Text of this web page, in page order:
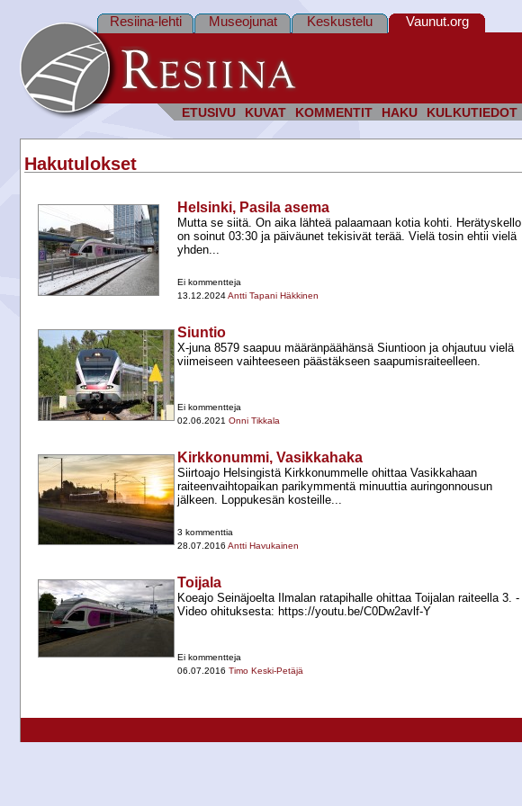
ETUSIVU KUVAT KOMMENTIT HAKU KULKUTIEDOT
Resiina-lehti Museojunat Keskustelu Vaunut.org
Hakutulokset
Helsinki, Pasila asema
Mutta se siitä. On aika lähteä palaamaan kotia kohti. Herätyskello
on soinut 03:30 ja päiväunet tekisivät terää. Vielä tosin ehtii vielä
yhden...
Ei kommentteja
13.12.2024Antti Tapani Häkkinen
Siuntio
X-​juna 8579 saapuu määränpäähänsä Siuntioon ja ohjautuu vielä
viimeiseen vaihteeseen päästäkseen saapumisraiteelleen.
Ei kommentteja
02.06.2021 Onni Tikkala
Kirkkonummi, Vasikkahaka
Siirtoajo Helsingistä Kirkkonummelle ohittaa Vasikkahaan
raiteenvaihtopaikan parikymmentä minuuttia auringonnousun
jälkeen. Loppukesän kosteille...
3 kommenttia
28.07.2016 Antti Havukainen
Toijala
Koeajo Seinäjoelta Ilmalan ratapihalle ohittaa Toijalan raiteella 3. -​
Video ohituksesta: https://youtu.be/C0Dw2avlf-​Y
Ei kommentteja
06.07.2016 Timo Keski-Petäjä